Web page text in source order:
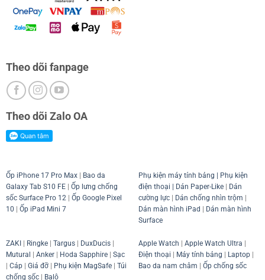
Theo dõi fanpage
Theo dõi Zalo OA
Ốp iPhone 17 Pro Max|
Bao da
Galaxy Tab S10 FE| Ốp lưng chống
sốc Surface Pro 12| Ốp Google Pixel
10
Ốp iPad Mini 7
Phụ kiện máy tính bảng
Phụ kiện
điện thoại | Dán Paper-Like|
Dán
cường lực| Dán chống nhìn trộm
Dán màn hình iPad
Dán màn hình
Surface
ZAKI| Ringke| Targus| DuxDucis|
Mutural | Anker| Hoda Sapphire| Sạc
| Cáp| Giá đỡ| Phụ kiện MagSafe| Túi
chống sốc| Balô
Apple Watch | Apple Watch Ultra |
Điện thoại | Máy tính bảng | Laptop|
Bao da nam châm | Ốp chống sốc